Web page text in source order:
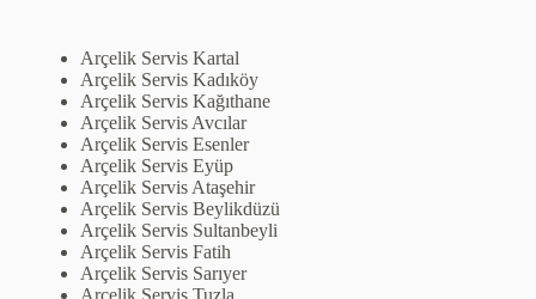
Arçelik Servis Kartal
Arçelik Servis Kadıköy
Arçelik Servis Kağıthane
Arçelik Servis Avcılar
Arçelik Servis Esenler
Arçelik Servis Eyüp
Arçelik Servis Ataşehir
Arçelik Servis Beylikdüzü
Arçelik Servis Sultanbeyli
Arçelik Servis Fatih
Arçelik Servis Sarıyer
Arçelik Servis Tuzla